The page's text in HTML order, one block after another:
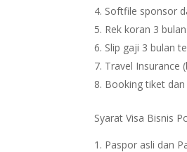
Softfile sponsor
Rek koran 3
Slip gaji 3 bulan
Travel Insurance
Booking tiket
Syarat Visa Bisnis
Paspor asli dan